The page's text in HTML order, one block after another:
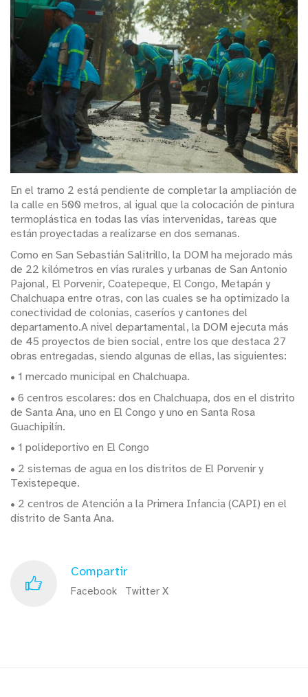
En el tramo 2 está pendiente de completar la ampliación de
la calle en 500 metros, al igual que la colocación de pintura
termoplástica en todas las vías intervenidas, tareas que
están proyectadas a realizarse en dos semanas.
Como en San Sebastián Salitrillo, la DOM ha mejorado más
de 22 kilómetros en vías rurales y urbanas de San Antonio
Pajonal, El Porvenir, Coatepeque, El Congo, Metapán y
Chalchuapa entre otras, con las cuales se ha optimizado la
conectividad de colonias, caseríos y cantones del
departamento.A nivel departamental, la DOM ejecuta más
de 45 proyectos de bien social, entre los que destaca 27
obras entregadas, siendo algunas de ellas, las siguientes:
• 1 mercado municipal en Chalchuapa.
• 6 centros escolares: dos en Chalchuapa, dos en el distrito
de Santa Ana, uno en El Congo y uno en Santa Rosa
Guachipilín.
• 1 polideportivo en El Congo
• 2 sistemas de agua en los distritos de El Porvenir y
Texistepeque.
• 2 centros de Atención a la Primera Infancia (CAPI) en el
distrito de Santa Ana.
Compartir
Facebook Twitter X